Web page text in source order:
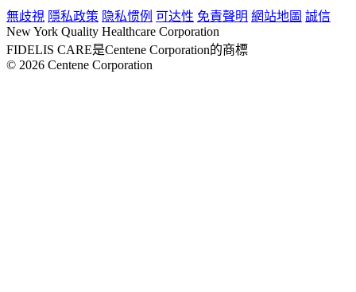
無歧視 隱私政策 隐私惯例 可达性 免責聲明 網站地圖 誠信
New York Quality Healthcare Corporation
FIDELIS CARE是Centene Corporation的商標
© 2026 Centene Corporation